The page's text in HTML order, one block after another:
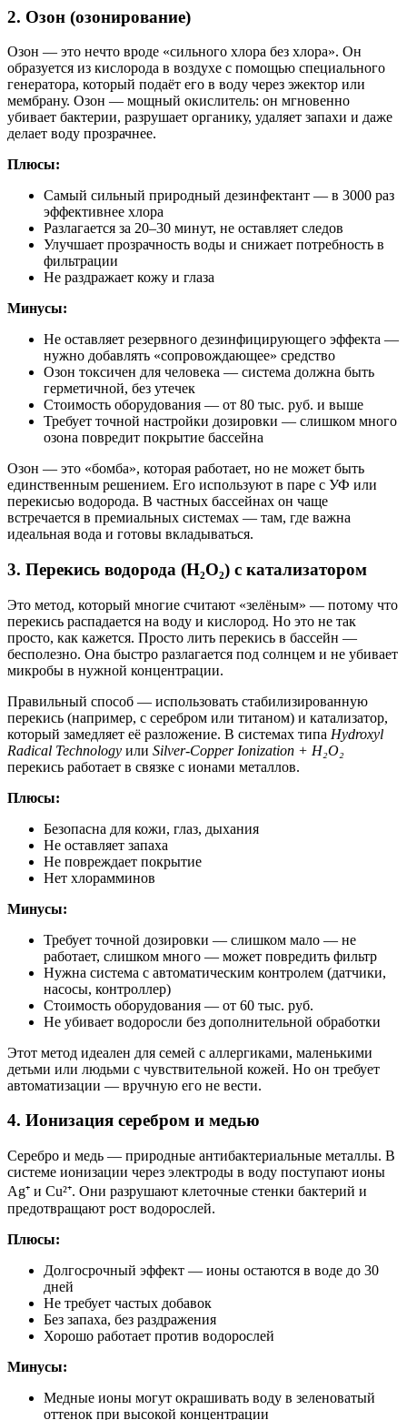
2. Озон (озонирование)
Озон — это нечто вроде «сильного хлора без хлора». Он
образуется из кислорода в воздухе с помощью специального
генератора, который подаёт его в воду через эжектор или
мембрану. Озон — мощный окислитель: он мгновенно
убивает бактерии, разрушает органику, удаляет запахи и даже
делает воду прозрачнее.
Плюсы:
Самый сильный природный дезинфектант — в 3000 раз
эффективнее хлора
Разлагается за 20–30 минут, не оставляет следов
Улучшает прозрачность воды и снижает потребность в
фильтрации
Не раздражает кожу и глаза
Минусы:
Не оставляет резервного дезинфицирующего эффекта —
нужно добавлять «сопровождающее» средство
Озон токсичен для человека — система должна быть
герметичной, без утечек
Стоимость оборудования — от 80 тыс. руб. и выше
Требует точной настройки дозировки — слишком много
озона повредит покрытие бассейна
Озон — это «бомба», которая работает, но не может быть
единственным решением. Его используют в паре с УФ или
перекисью водорода. В частных бассейнах он чаще
встречается в премиальных системах — там, где важна
идеальная вода и готовы вкладываться.
3. Перекись водорода (H₂O₂) с катализатором
Это метод, который многие считают «зелёным» — потому что
перекись распадается на воду и кислород. Но это не так
просто, как кажется. Просто лить перекись в бассейн —
бесполезно. Она быстро разлагается под солнцем и не убивает
микробы в нужной концентрации.
Правильный способ — использовать стабилизированную
перекись (например, с серебром или титаном) и катализатор,
который замедляет её разложение. В системах типа Hydroxyl
Radical Technology или Silver-Copper Ionization + H₂O₂
перекись работает в связке с ионами металлов.
Плюсы:
Безопасна для кожи, глаз, дыхания
Не оставляет запаха
Не повреждает покрытие
Нет хлорамминов
Минусы:
Требует точной дозировки — слишком мало — не
работает, слишком много — может повредить фильтр
Нужна система с автоматическим контролем (датчики,
насосы, контроллер)
Стоимость оборудования — от 60 тыс. руб.
Не убивает водоросли без дополнительной обработки
Этот метод идеален для семей с аллергиками, маленькими
детьми или людьми с чувствительной кожей. Но он требует
автоматизации — вручную его не вести.
4. Ионизация серебром и медью
Серебро и медь — природные антибактериальные металлы. В
системе ионизации через электроды в воду поступают ионы
Ag⁺ и Cu²⁺. Они разрушают клеточные стенки бактерий и
предотвращают рост водорослей.
Плюсы:
Долгосрочный эффект — ионы остаются в воде до 30
дней
Не требует частых добавок
Без запаха, без раздражения
Хорошо работает против водорослей
Минусы:
Медные ионы могут окрашивать воду в зеленоватый
оттенок при высокой концентрации